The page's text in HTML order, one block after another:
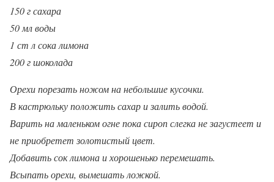
150 г сахара
50 мл воды
1 ст л сока лимона
200 г шоколада
Орехи порезать ножом на небольшие кусочки.
В кастрюльку положить сахар и залить водой.
Варить на маленьком огне пока сироп слегка не загустеет и
не приобретет золотистый цвет.
Добавить сок лимона и хорошенько перемешать.
Всыпать орехи, вымешать ложкой.